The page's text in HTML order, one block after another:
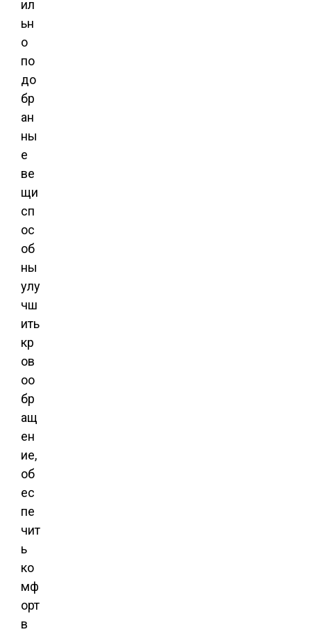
ил
ьн
о
по
до
бр
ан
ны
е
ве
щи
сп
ос
об
ны
улу
чш
ить
кр
ов
оо
бр
ащ
ен
ие,
об
ес
пе
чит
ь
ко
мф
орт
в